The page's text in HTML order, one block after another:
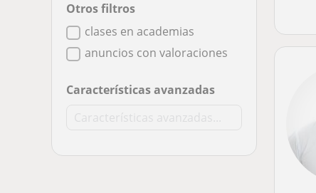
Otros filtros
clases en academias
anuncios con valoraciones
Características avanzadas